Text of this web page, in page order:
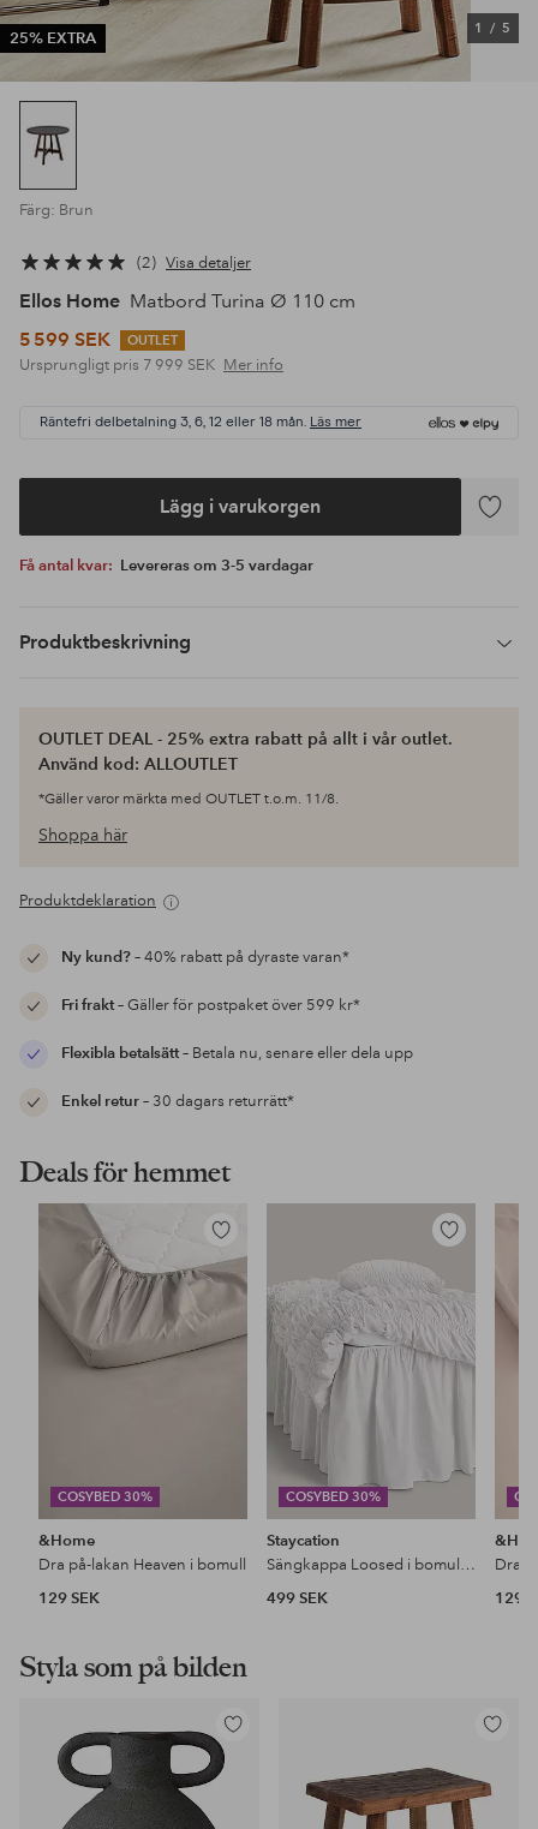
25% EXTRA
1 / 5
Färg: Brun
2 Visa detaljer
Ellos Home Matbord Turina Ø 110 cm
5 599 SEK
OUTLET
Ursprungligt pris 7 999 SEK Mer info
Räntefri delbetalning 3, 6, 12 eller 18 mån. Läs mer
Lägg i varukorgen
Lägg
Få antal kvar: Levereras om 3-5 vardagar
Produktbeskrivning
OUTLET DEAL - 25% extra rabatt på allt i vår outlet.
Använd kod: ALLOUTLET
*Gäller varor märkta med OUTLET t.o.m. 11/8.
Shoppa här
Produktdeklaration
Ny kund?– 40% rabatt på dyraste varan*
Fri frakt– Gäller för postpaket över 599 kr*
Flexibla betalsätt– Betala nu, senare eller dela upp
Enkel retur– 30 dagars returrätt*
Deals för hemmet
COSYBED 30%
Lägg
till
i
favoriter
&Home
Dra på-lakan Heaven i bomull
129 SEK
COSYBED 30%
Lägg
i
favoriter
Staycation
Sängkappa Loosed i bomullspercale 52 cm
499 SEK
Dra
129
Styla som på bilden
Lägg
till
i
Lägg
i
favoriter